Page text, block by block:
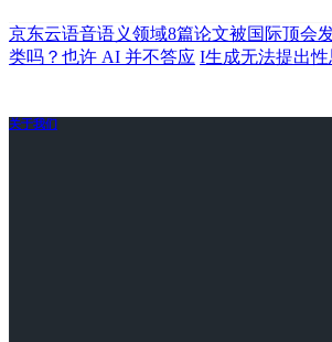
京东云语音语义领域8篇论文被国际顶会
类吗？也许 AI 并不答应 I生成无法提出
关于我们